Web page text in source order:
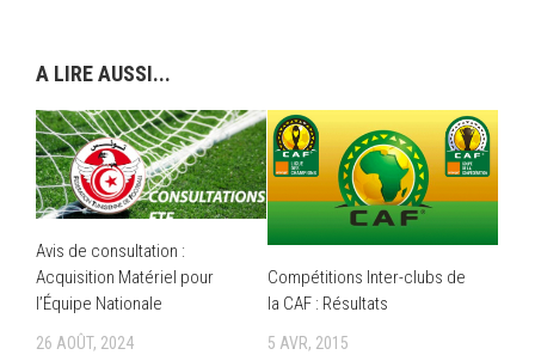
A LIRE AUSSI...
Avis de consultation :
Acquisition Matériel pour
l’Équipe Nationale
26 AOÛT, 2024
Compétitions Inter-clubs de
la CAF : Résultats
5 AVR, 2015